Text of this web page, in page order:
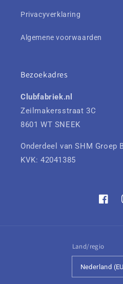
Privacyverklaring
Algemene voorwaarden
Bezoekadres
Clubfabriek.nl
Zeilmakersstraat 3C
8601 WT SNEEK
Onderdeel van SHM Groep
KVK: 42041385
Land/regio
Nederland